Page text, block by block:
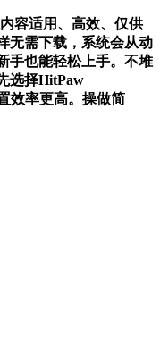
容适用、高效、仅供
无需下载，系统会从动
手也能轻松上手。不堆
选择HitPaw
效率更高。操做简